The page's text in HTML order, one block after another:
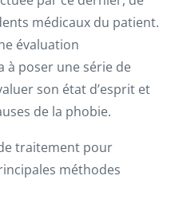
médicaux du patient.
évaluation
à poser une série de
son état d’esprit et
de la phobie.
traitement pour
méthodes